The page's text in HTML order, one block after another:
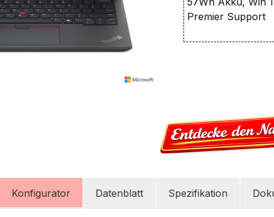
Premier Support
Konfigurator Datenblatt Spezifikation